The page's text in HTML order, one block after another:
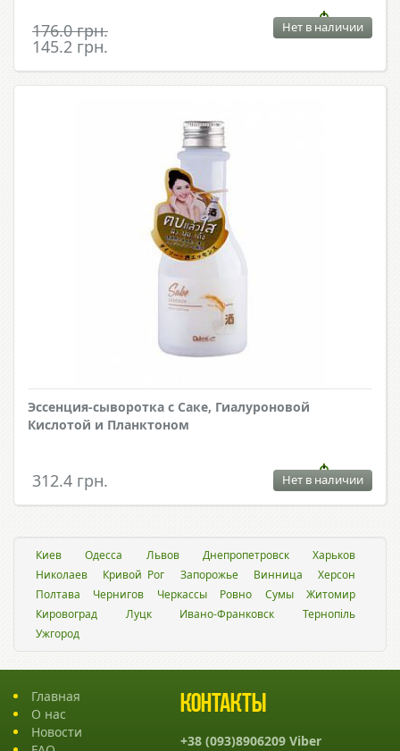
176.0 грн.
145.2 грн.
Нет в наличии
Эссенция-сыворотка с Саке, Гиалуроновой
Кислотой и Планктоном
312.4 грн. Нет в наличии
Киев Одесса Львов Днепропетровск
Харьков
Николаев
Кривой Рог Запорожье Винница
Херсон
Полтава
Чернигов Черкассы Ровно Сумы
Житомир
Кировоград
Луцк Ивано-Франковск
Тернопіль
Ужгород
Главная
О нас
Новости
Контакты
+38 (093)8906209 Viber